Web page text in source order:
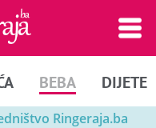
BEBA DIJETE
Ringeraja.ba